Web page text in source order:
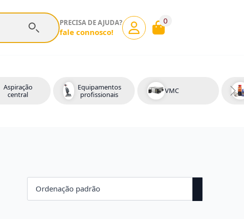
PRECISA DE AJUDA?
fale connosco!
0
Aspiração
central
Equipamentos
profissionais
VMC